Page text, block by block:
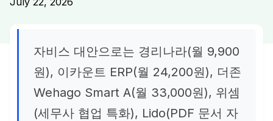
자비스 대안으로는 경리나라(월 9,900
원), 이카운트 ERP(월 24,200원), 더존
Wehago Smart A(월 33,000원), 위셈
(세무사 협업 특화), Lido(PDF 문서 자